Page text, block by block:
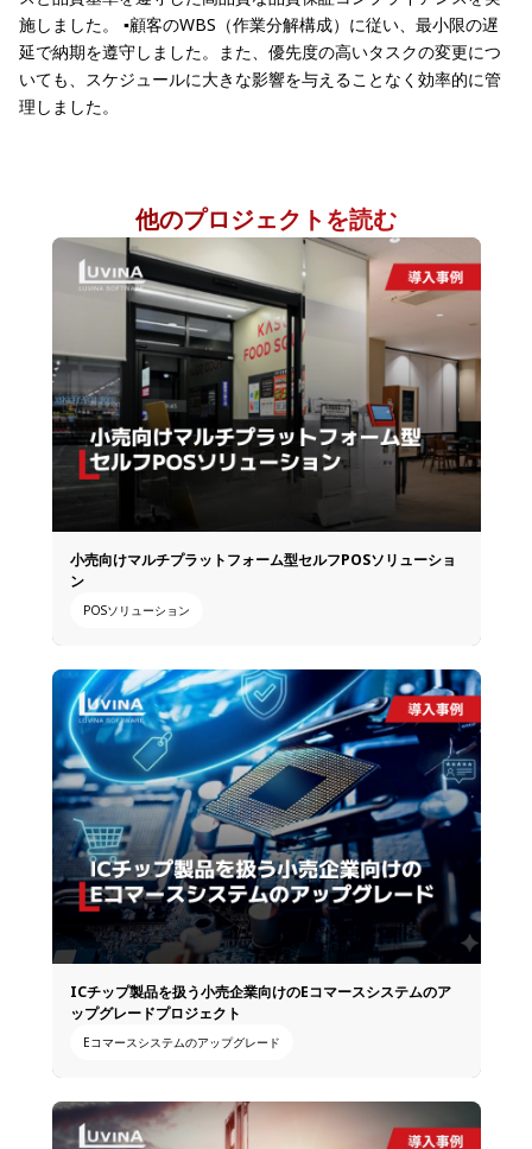
施しました。
▪️顧客のWBS（作業分解構成）に従い、最小限の遅
延で納期を遵守しました。また、優先度の高いタスクの変更につ
いても、スケジュールに大きな影響を与えることなく効率的に管
理しました。
他のプロジェクトを読む
小売向けマルチプラットフォーム型セルフPOSソリューショ
ン
POSソリューション
ICチップ製品を扱う小売企業向けのEコマースシステムのア
ップグレードプロジェクト
Eコマースシステムのアップグレード